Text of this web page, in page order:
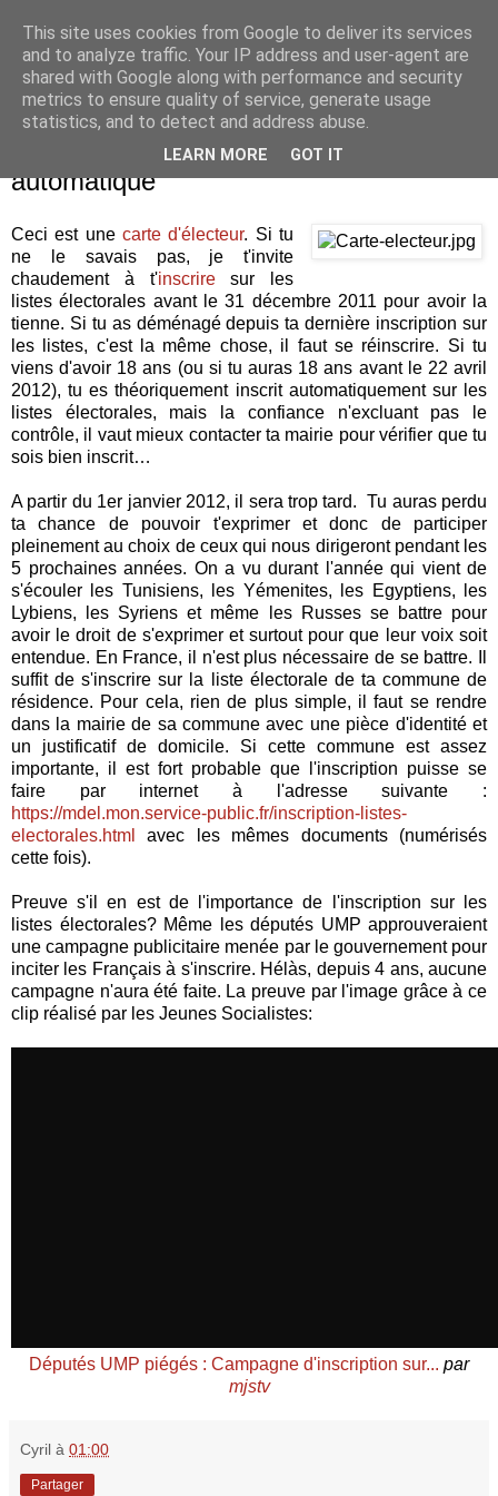
Je pense donc j'écris
dimanche 18 décembre 2011
L'inscription sur les listes, c'est pas
automatique
Ceci est unecarte d'électeur. Si tu
ne le savais pas, je t'invite
chaudement à t'inscriresur les
listes électorales avant le 31 décembre 2011 pour avoir la
tienne. Si tu as déménagé depuis ta dernière inscription sur
les listes, c'est la même chose, il faut se réinscrire. Si tu
viens d'avoir 18 ans (ou si tu auras 18 ans avant le 22 avril
2012), tu es théoriquement inscrit automatiquement sur les
listes électorales, mais la confiance n'excluant pas le
contrôle, il vaut mieux contacter ta mairie pour vérifier que tu
sois bien inscrit…
A partir du 1er janvier 2012, il sera trop tard. Tu auras perdu
ta chance de pouvoir t'exprimer et donc de participer
pleinement au choix de ceux qui nous dirigeront pendant les
5 prochaines années. On a vu durant l'année qui vient de
s'écouler les Tunisiens, les Yémenites, les Egyptiens, les
Lybiens, les Syriens et même les Russes se battre pour
avoir le droit de s'exprimer et surtout pour que leur voix soit
entendue. En France, il n'est plus nécessaire de se battre. Il
suffit de s'inscrire sur la liste électorale de ta commune de
résidence. Pour cela, rien de plus simple, il faut se rendre
dans la mairie de sa commune avec une pièce d'identité et
un justificatif de domicile. Si cette commune est assez
importante, il est fort probable que l'inscription puisse se
faire par internet à l'adresse suivante :
https://mdel.mon.service-public.fr/inscription-listes-
electorales.html
avec les mêmes documents (numérisés
cette fois).
Preuve s'il en est de l'importance de l'inscription sur les
listes électorales? Même les députés UMP approuveraient
une campagne publicitaire menée par le gouvernement pour
inciter les Français à s'inscrire. Hélàs, depuis 4 ans, aucune
campagne n'aura été faite. La preuve par l'image grâce à ce
clip réalisé par les Jeunes Socialistes:
Députés UMP piégés : Campagne d'inscription sur... par
mjstv
Cyril à 01:00
Partager
This site uses cookies from Google to deliver its services
and to analyze traffic. Your IP address and user-agent are
shared with Google along with performance and security
metrics to ensure quality of service, generate usage
statistics, and to detect and address abuse.
LEARN MORE GOT IT